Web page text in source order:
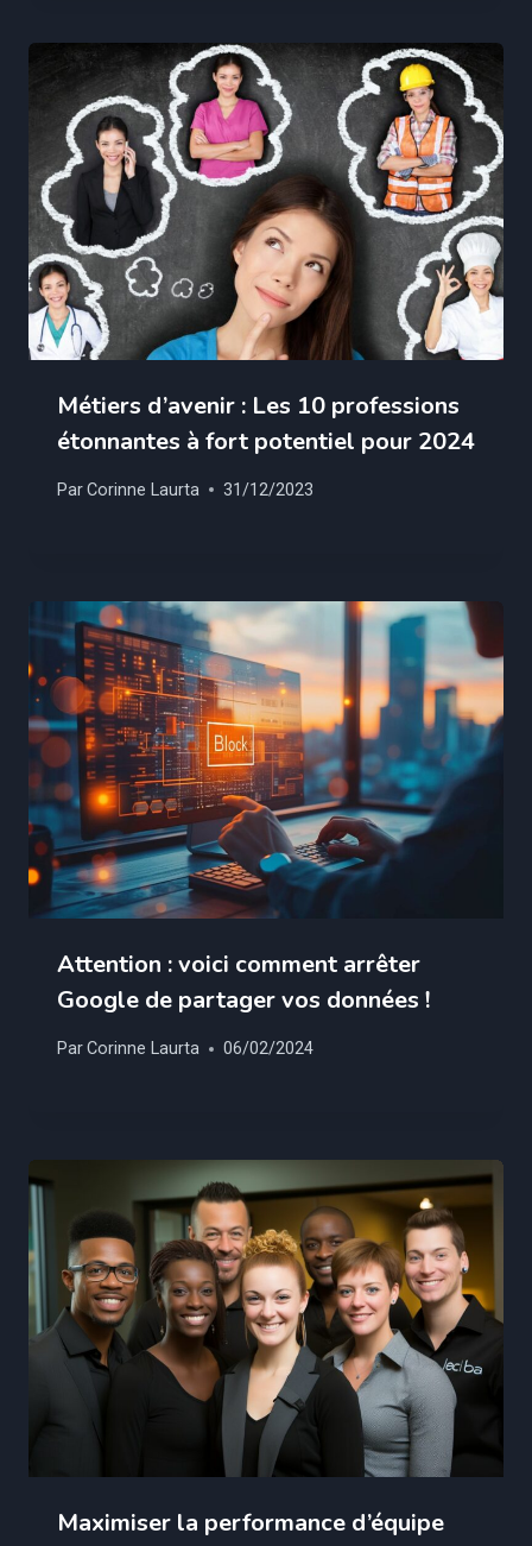
Métiers d’avenir : Les 10 professions
étonnantes à fort potentiel pour 2024
ParCorinne Laurta 31/12/2023
Attention : voici comment arrêter
Google de partager vos données !
ParCorinne Laurta 06/02/2024
Maximiser la performance d’équipe